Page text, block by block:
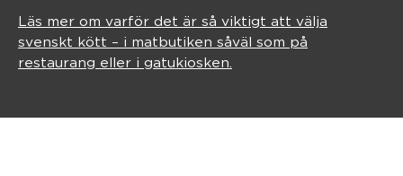
Läs mer om varför det är så viktigt att välja
svenskt kött – i matbutiken såväl som på
restaurang eller i gatukiosken.